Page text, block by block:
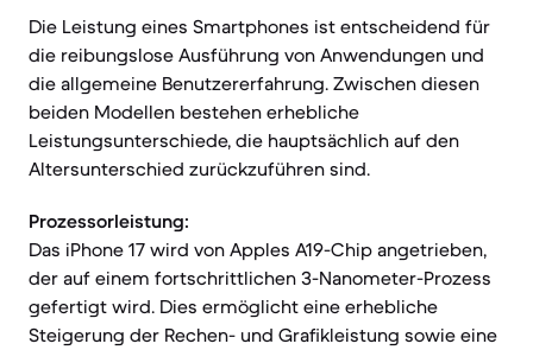
Die Leistung eines Smartphones ist entscheidend für
die reibungslose Ausführung von Anwendungen und
die allgemeine Benutzererfahrung. Zwischen diesen
beiden Modellen bestehen erhebliche
Leistungsunterschiede, die hauptsächlich auf den
Altersunterschied zurückzuführen sind.
Prozessorleistung:
Das iPhone 17 wird von Apples A19-Chip angetrieben,
der auf einem fortschrittlichen 3-Nanometer-Prozess
gefertigt wird. Dies ermöglicht eine erhebliche
Steigerung der Rechen- und Grafikleistung sowie eine